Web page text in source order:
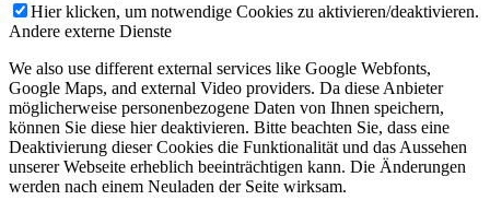
Hier klicken, um notwendige Cookies zu aktivieren/deaktivieren.
Andere externe Dienste
We also use different external services like Google Webfonts,
Google Maps, and external Video providers. Da diese Anbieter
möglicherweise personenbezogene Daten von Ihnen speichern,
können Sie diese hier deaktivieren. Bitte beachten Sie, dass eine
Deaktivierung dieser Cookies die Funktionalität und das Aussehen
unserer Webseite erheblich beeinträchtigen kann. Die Änderungen
werden nach einem Neuladen der Seite wirksam.